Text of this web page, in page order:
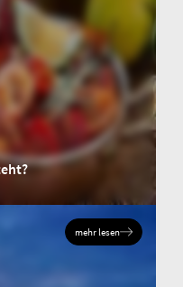
Vorteil falsch angegeben
fraud). Aber wie kann man
mehr lesen